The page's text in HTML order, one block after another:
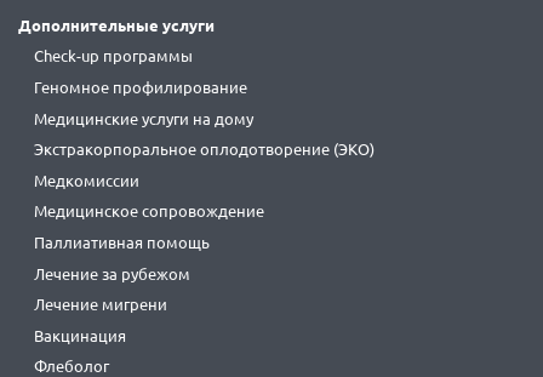
Дополнительные услуги
Check-up программы
Геномное профилирование
Медицинские услуги на дому
Экстракорпоральное оплодотворение (ЭКО)
Медкомиссии
Медицинское сопровождение
Паллиативная помощь
Лечение за рубежом
Лечение мигрени
Вакцинация
Флеболог